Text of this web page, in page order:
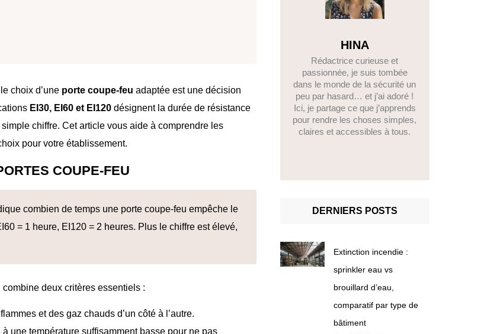
choix d’une porte coupe-feu adaptée est une décision
EI30, EI60 et EI120 désignent la durée de résistance
chiffre. Cet article vous aide à comprendre les
pour votre établissement.
COUPE-FEU
combien de temps une porte coupe-feu empêche le
= 1 heure, EI120 = 2 heures. Plus le chiffre est élevé,
combine deux critères essentiels :
et des gaz chauds d’un côté à l’autre.
une température suffisamment basse pour ne pas
HINA
Rédactrice curieuse et
passionnée, je suis tombée
dans le monde de la sécurité un
peu par hasard… et j’ai adoré !
Ici, je partage ce que j’apprends
pour rendre les choses simples,
claires et accessibles à tous.
DERNIERS POSTS
Extinction incendie :
sprinkler eau vs
brouillard d’eau,
comparatif par type de
bâtiment